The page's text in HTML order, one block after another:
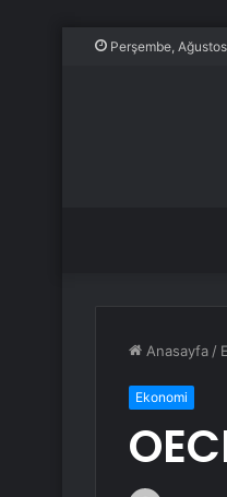
Perşembe,
Anasayfa /
Ekonomi